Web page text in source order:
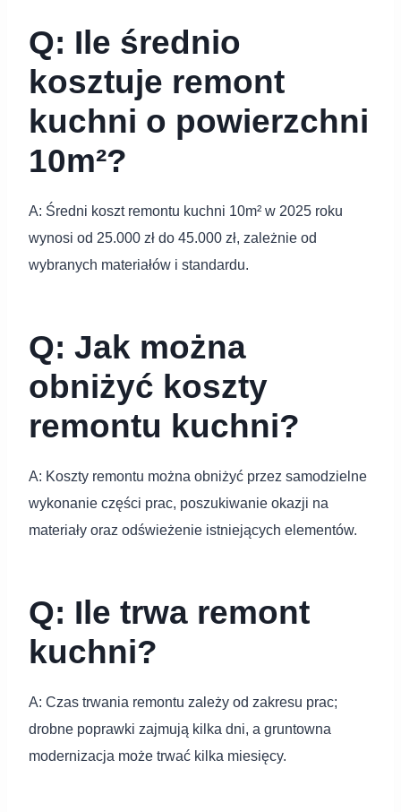
Q: Ile średnio
kosztuje remont
kuchni o powierzchni
10m²?
A: Średni koszt remontu kuchni 10m² w 2025 roku
wynosi od 25.000 zł do 45.000 zł, zależnie od
wybranych materiałów i standardu.
Q: Jak można
obniżyć koszty
remontu kuchni?
A: Koszty remontu można obniżyć przez samodzielne
wykonanie części prac, poszukiwanie okazji na
materiały oraz odświeżenie istniejących elementów.
Q: Ile trwa remont
kuchni?
A: Czas trwania remontu zależy od zakresu prac;
drobne poprawki zajmują kilka dni, a gruntowna
modernizacja może trwać kilka miesięcy.